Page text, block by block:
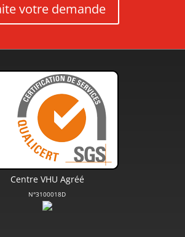
votre demande
Centre VHU Agréé
N°3100018D